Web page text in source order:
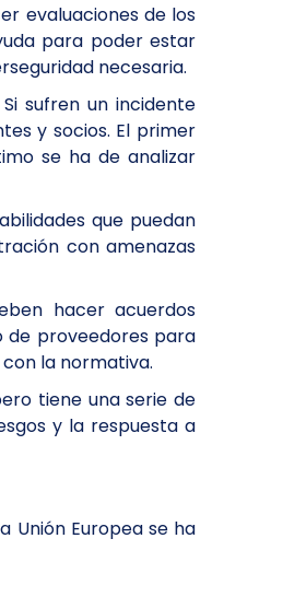
evaluaciones de los
para poder estar
necesaria.
sufren un incidente
y socios. El primer
se ha de analizar
que puedan
con amenazas
hacer acuerdos
de proveedores para
la normativa.
tiene una serie de
y la respuesta a
Unión Europea se ha